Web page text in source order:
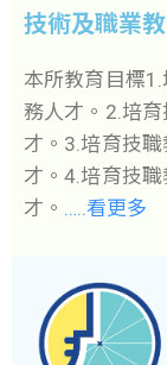
技術及職業
本所教育目標
務人才。2.培
才。3.培育技
才。4.培育技
才。 …..看更多